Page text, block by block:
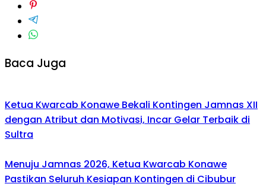
Baca Juga
Ketua Kwarcab Konawe Bekali Kontingen Jamnas XII
dengan Atribut dan Motivasi, Incar Gelar Terbaik di
Sultra
Menuju Jamnas 2026, Ketua Kwarcab Konawe
Pastikan Seluruh Kesiapan Kontingen di Cibubur